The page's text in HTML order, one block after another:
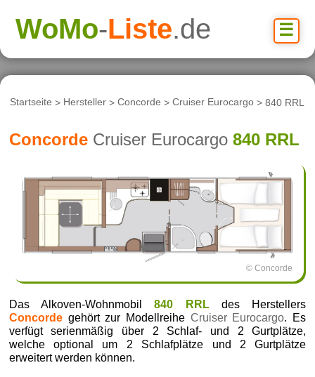
☰
WoMo-Liste.de
Startseite > Hersteller >Concorde >Cruiser Eurocargo > 840 RRL
Concorde Cruiser Eurocargo 840 RRL
© Concorde
Das Alkoven-Wohnmobil840 RRLdes Herstellers
Concordegehört zur Modellreihe Cruiser Eurocargo. Es
verfügt serienmäßig über 2 Schlaf- und 2 Gurtplätze,
welche optional um 2 Schlafplätze und 2 Gurtplätze
erweitert werden können.